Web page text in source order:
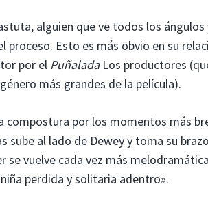
alguien que ve todos los ángulos
Esto es más obvio en su
por el PuñaladaLos productores
más grandes de la película).
compostura por los momentos más
al lado de Dewey y toma su
se vuelve cada vez más
perdida y solitaria adentro».